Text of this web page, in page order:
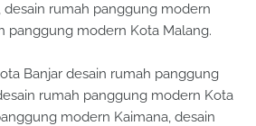
desain rumah panggung modern
panggung modern Kota Malang.
Banjar desain rumah panggung
rumah panggung modern Kota
modern Kaimana, desain